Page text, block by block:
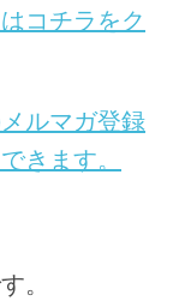
コチラをク
ルマガ登録
きます。
。